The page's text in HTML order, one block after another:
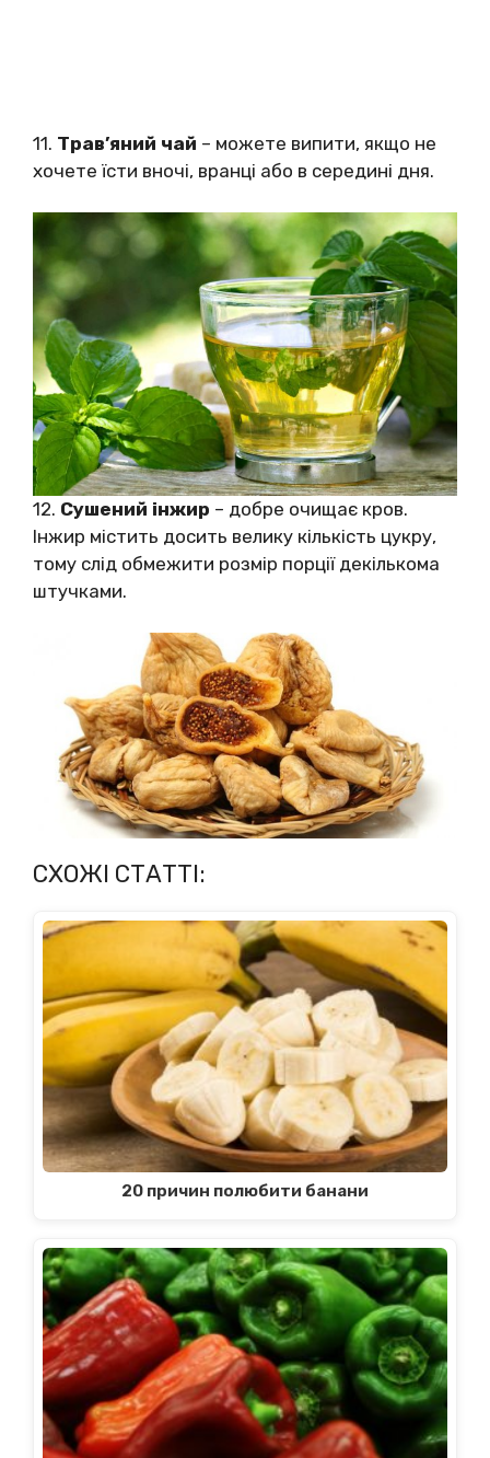
11. Трав’яний чай – можете випити, якщо не
хочете їсти вночі, вранці або в середині дня.
12. Сушений інжир – добре очищає кров.
Інжир містить досить велику кількість цукру,
тому слід обмежити розмір порції декількома
штучками.
СХОЖІ СТАТТІ:
20 причин полюбити банани